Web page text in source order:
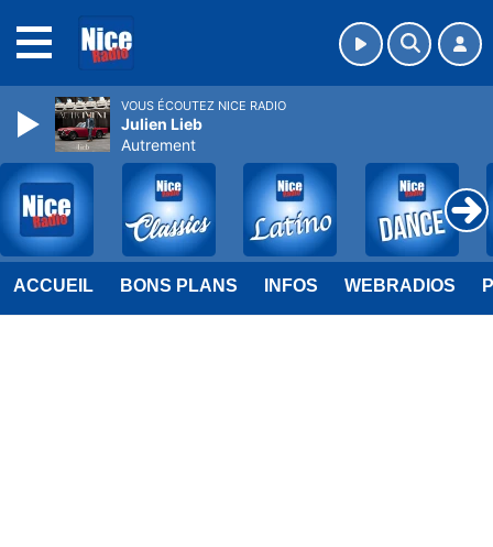
ACCUEIL BONS PLANS INFOS WEBRADIOS
VOUS ÉCOUTEZ NICE RADIO
Julien Lieb
Autrement